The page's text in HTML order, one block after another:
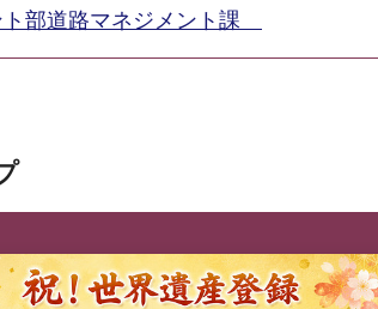
ト部道路マネジメント課